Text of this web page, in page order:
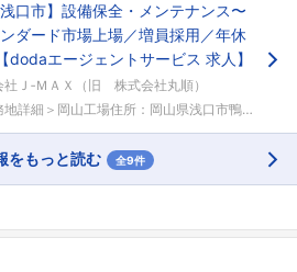
浅口市】設備保全・メンテナンス〜
ダード市場上場／増員採用／年休
dodaエージェントサービス 求人】
社Ｊ‐ＭＡＸ（旧 株式会社丸順）
詳細＞岡山工場住所：岡山県浅口市鴨方町六条...
をもっと読む 全9件